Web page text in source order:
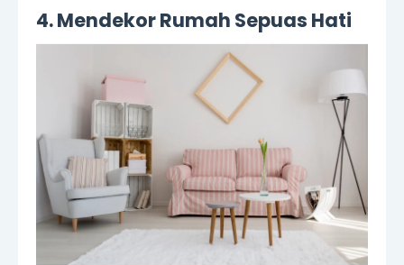
4. Mendekor Rumah Sepuas Hati